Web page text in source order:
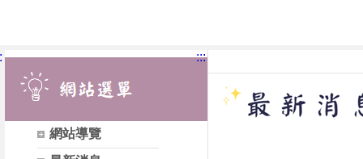
網站導覽
:::